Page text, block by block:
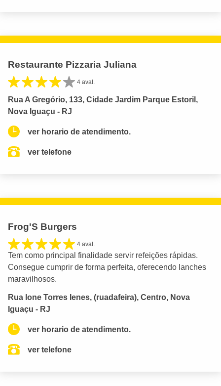
Restaurante Pizzaria Juliana
4 aval.
Rua A Gregório, 133, Cidade Jardim Parque Estoril,
Nova Iguaçu - RJ
ver horario de atendimento.
ver telefone
Frog'S Burgers
4 aval.
Tem como principal finalidade servir refeições rápidas.
Consegue cumprir de forma perfeita, oferecendo lanches
maravilhosos.
Rua Ione Torres Ienes, (ruadafeira), Centro, Nova
Iguaçu - RJ
ver horario de atendimento.
ver telefone